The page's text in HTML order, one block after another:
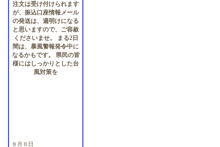
注文は受け付けられます
が、振込口座情報メール
の発送は、週明けになる
と思いますので、ご容赦
くださいませ。 まる2日
間は、暴風警報発令中に
なるかもです。 県民の皆
様にはしっかりとした台
風対策を
８月６日